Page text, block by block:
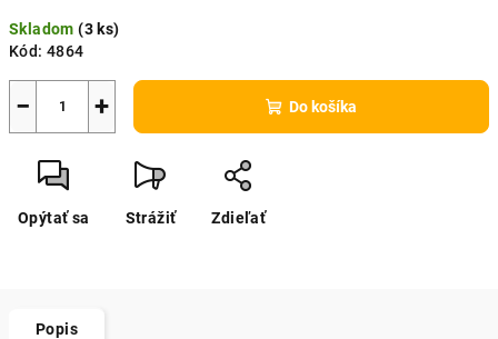
cena:
Skladom(3 ks)
Kód: 4864
+
− Do košíka
Opýtať sa Strážiť Zdieľať
Popis